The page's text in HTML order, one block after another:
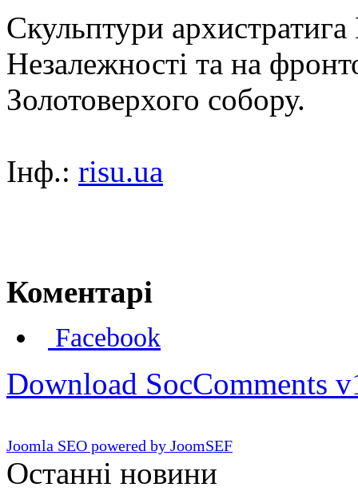
Скульптури
Незалежності та на
Золотоверхого собору.
Інф.: risu.ua
Коментарі
Facebook
Download SocComments
Joomla SEO powered by JoomSEF
Останні новини